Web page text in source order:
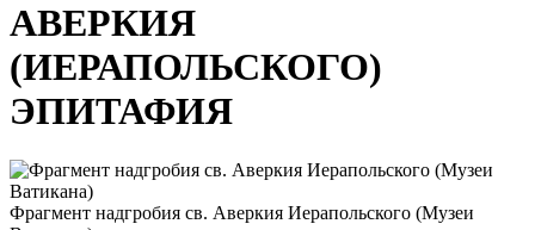
АВЕРКИЯ
(ИЕРАПОЛЬСКОГО)
ЭПИТАФИЯ
Фрагмент надгробия св. Аверкия Иерапольского (Музеи